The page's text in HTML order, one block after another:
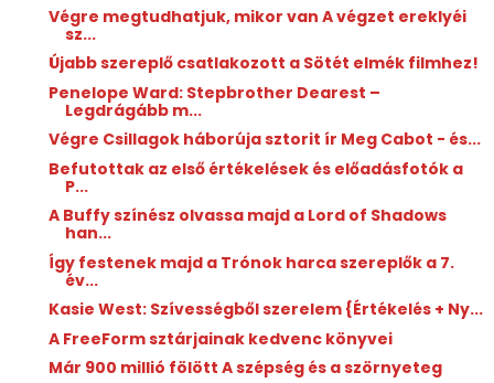
Végre megtudhatjuk, mikor van A végzet ereklyéi
sz...
Újabb szereplő csatlakozott a Sötét elmék filmhez!
Penelope Ward: Stepbrother ​Dearest –
Legdrágább m...
Végre Csillagok háborúja sztorit ír Meg Cabot - és...
Befutottak az első értékelések és előadásfotók a
P...
A Buffy színész olvassa majd a Lord of Shadows
han...
Így festenek majd a Trónok harca szereplők a 7.
év...
Kasie West: Szívességből ​szerelem {Értékelés + Ny...
A FreeForm sztárjainak kedvenc könyvei
Már 900 millió fölött A szépség és a szörnyeteg